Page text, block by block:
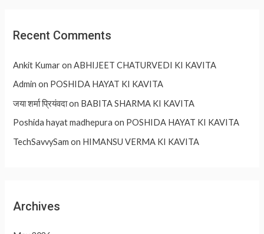
Recent Comments
Ankit KumaronABHIJEET CHATURVEDI KI KAVITA
Admin on POSHIDA HAYAT KI KAVITA
जया शर्मा प्रियंवदाon BABITA SHARMA KI KAVITA
Poshida hayat madhepura on POSHIDA HAYAT KI KAVITA
TechSavvySam on HIMANSU VERMA KI KAVITA
Archives